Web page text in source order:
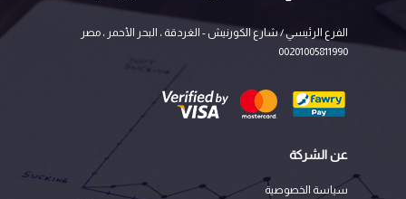
الفرع الرئيسي / شارع الكورنيش - الغردقة ، البحر الأحمر ، مصر
00201005811990
عن الشركة
سياسة الخصوصية